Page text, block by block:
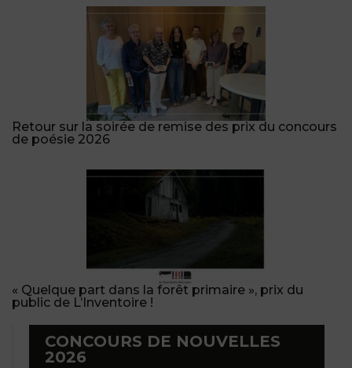
Retour sur la soirée de remise des prix du concours
de poésie 2026
« Quelque part dans la forêt primaire », prix du
public de L’Inventoire !
CONCOURS DE NOUVELLES
2026